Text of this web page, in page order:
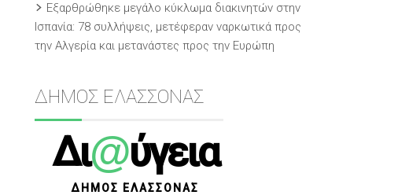
Εξαρθρώθηκε μεγάλο κύκλωμα διακινητών στην
Ισπανία: 78 συλλήψεις, μετέφεραν ναρκωτικά προς
την Αλγερία και μετανάστες προς την Ευρώπη
ΔΗΜΟΣ ΕΛΑΣΣΟΝΑΣ
Δι@ύγεια
ΔΗΜΟΣ ΕΛΑΣΣΟΝΑΣ